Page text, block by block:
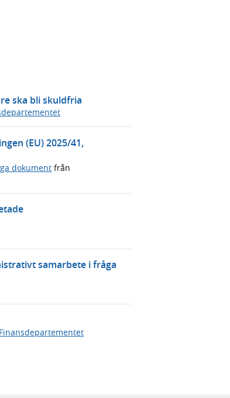
ska bli skuldfria
(EU) 2025/41,
dokument från
samarbete i fråga
Finansdepartementet